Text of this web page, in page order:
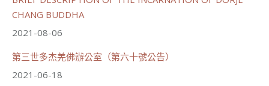
CHANG BUDDHA
2021-08-06
第三世多杰羌佛辦公室（第六十號公告）
2021-06-18